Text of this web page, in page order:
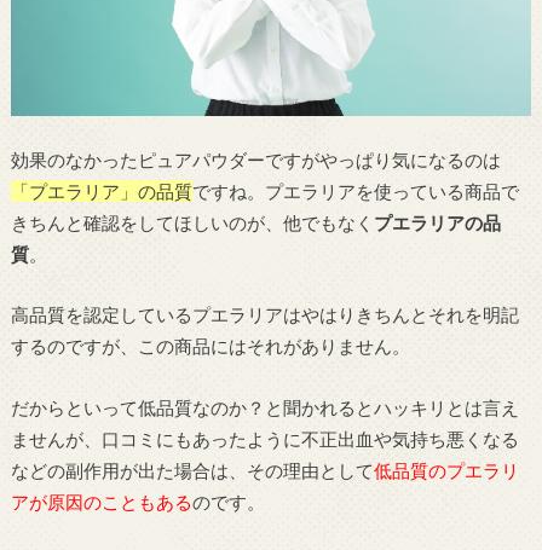
効果のなかったピュアパウダーですがやっぱり気になるのは
「プエラリア」の品質ですね。プエラリアを使っている商品で
きちんと確認をしてほしいのが、他でもなく プエラリアの品
質。
高品質を認定しているプエラリアはやはりきちんとそれを明記
するのですが、この商品にはそれがありません。
だからといって低品質なのか？と聞かれるとハッキリとは言え
ませんが、口コミにもあったように不正出血や気持ち悪くなる
などの副作用が出た場合は、その理由として低品質のプエラリ
アが原因のこともあるのです。